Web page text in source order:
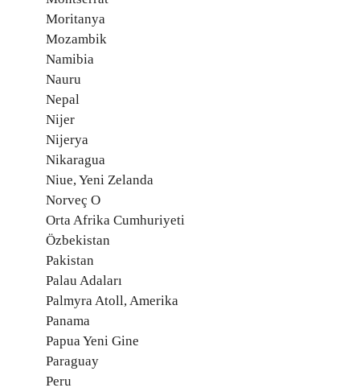
Moritanya
Mozambik
Namibia
Nauru
Nepal
Nijer
Nijerya
Nikaragua
Niue, Yeni Zelanda
Norveç O
Orta Afrika Cumhuriyeti
Özbekistan
Pakistan
Palau Adaları
Palmyra Atoll, Amerika
Panama
Papua Yeni Gine
Paraguay
Peru